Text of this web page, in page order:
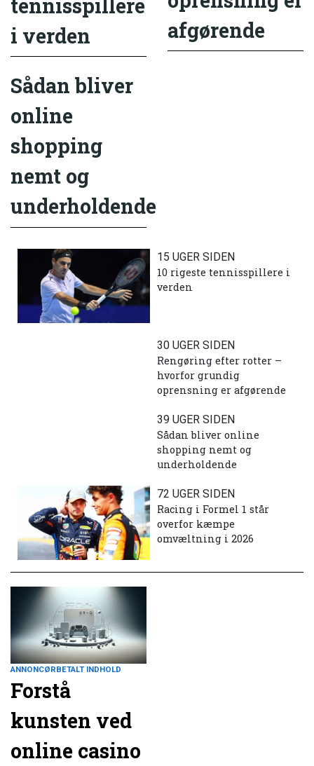
tennisspillere
i verden
afgørende
Sådan bliver
online
shopping
nemt og
underholdende
15 UGER SIDEN
10 rigeste tennisspillere i
verden
30 UGER SIDEN
Rengøring efter rotter –
hvorfor grundig
oprensning er afgørende
39 UGER SIDEN
Sådan bliver online
shopping nemt og
underholdende
72 UGER SIDEN
Racing i Formel 1 står
overfor kæmpe
omvæltning i 2026
ANNONCØRBETALT INDHOLD
Forstå
kunsten ved
online casino